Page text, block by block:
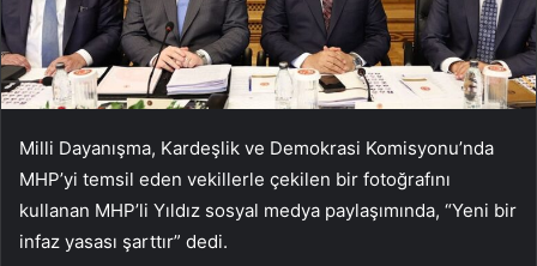
Milli Dayanışma, Kardeşlik ve Demokrasi Komisyonu’nda
MHP’yi temsil eden vekillerle çekilen bir fotoğrafını
kullanan MHP’li Yıldız sosyal medya paylaşımında, “Yeni bir
infaz yasası şarttır” dedi.